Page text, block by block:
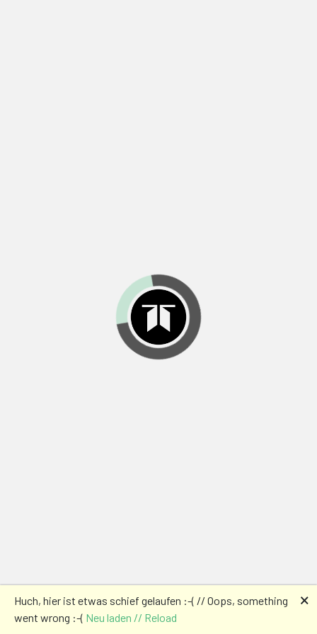
Huch, hier ist etwas schief gelaufen :-( // Oops, something
went wrong :-( Neu laden // Reload
🗙